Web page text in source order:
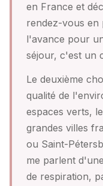
en France et
rendez-vous en
l'avance pour
séjour, c'est un
Le deuxième
qualité de
espaces verts,
grandes villes
ou Saint-
me parlent
de respiration,